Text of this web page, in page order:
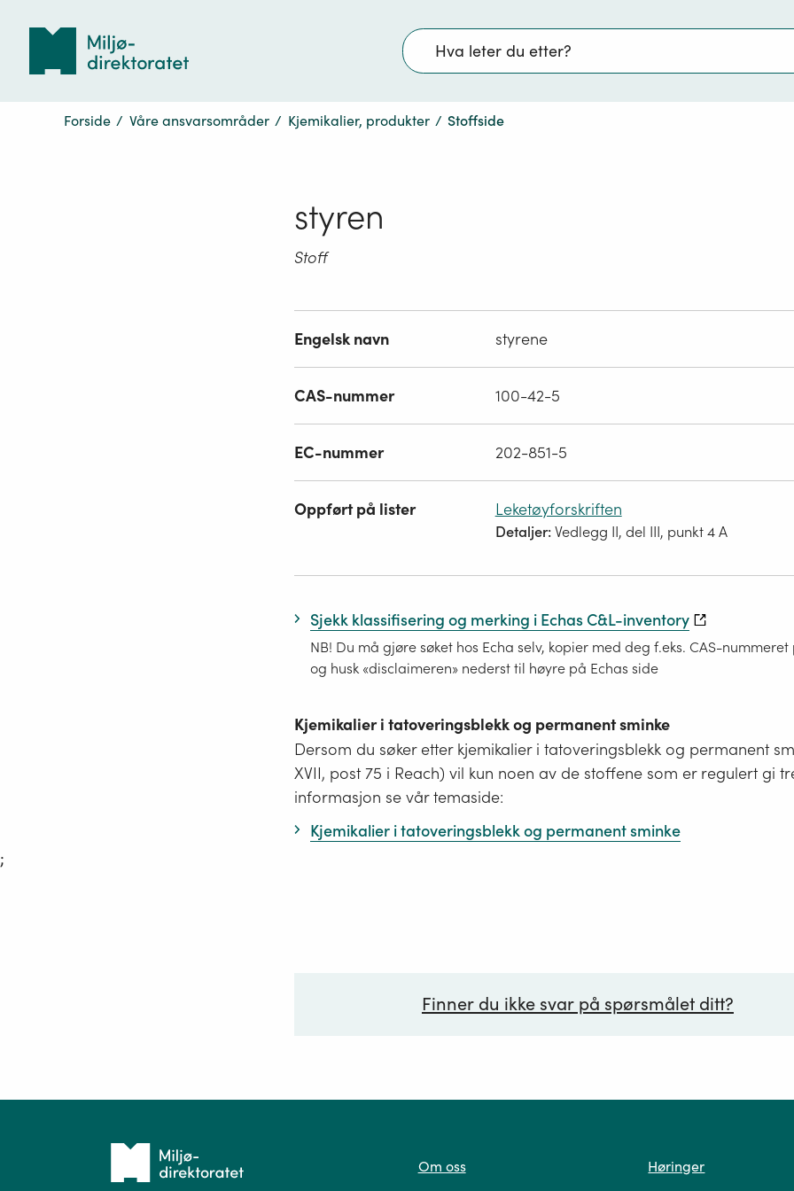
Søk
Forside / Våre ansvarsområder / Kjemikalier, produkter / Stoffside
styren
Stoff
Engelsk navn styrene
CAS-nummer 100-42-5
EC-nummer 202-851-5
Oppført på lister Leketøyforskriften
Detaljer:Vedlegg II, del III, punkt 4 A
Sjekk klassifisering og merking i Echas C&L-inventory
NB! Du må gjøre søket hos Echa selv, kopier med deg f.eks. CAS-
og husk «disclaimeren» nederst til høyre på Echas side
Kjemikalier i tatoveringsblekk og permanent sminke
Dersom du søker etter kjemikalier i tatoveringsblekk og permanent
XVII, post 75 i Reach) vil kun noen av de stoffene som er regulert gi
informasjon se vår temaside:
Kjemikalier i tatoveringsblekk og permanent sminke
;
Finner du ikke svar på spørsmålet ditt?
Tilbake
Om oss Høringer